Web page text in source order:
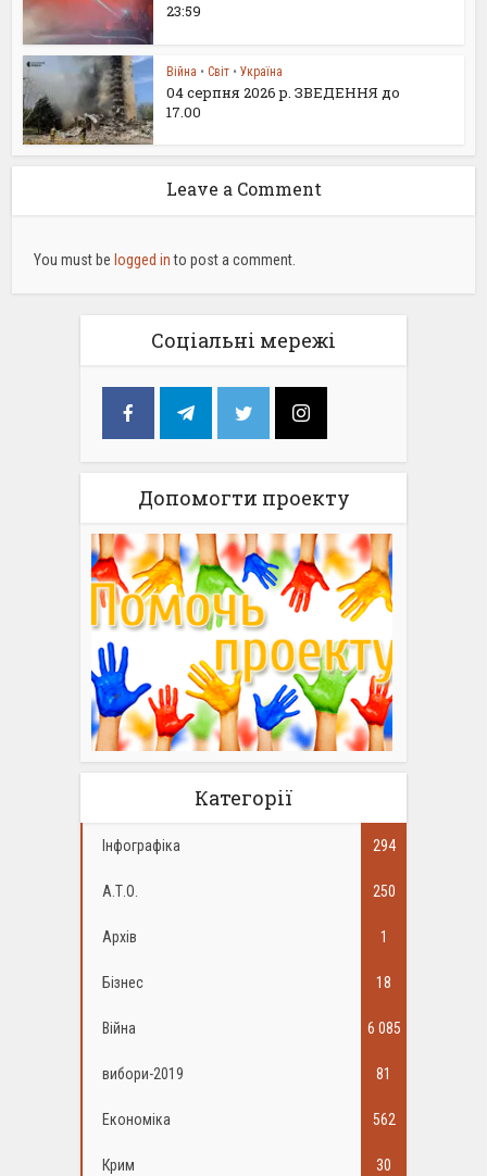
23:59
Війна • Світ • Україна
04 серпня 2026 р. ЗВЕДЕННЯ до
17.00
Leave a Comment
You must be logged into post a comment.
Соціальні мережі
Допомогти проекту
Категорії
Інфографіка 294
А.Т.О. 250
Архів 1
Бізнес 18
Війна 6 085
вибори-2019 81
Економіка 562
Крим 30